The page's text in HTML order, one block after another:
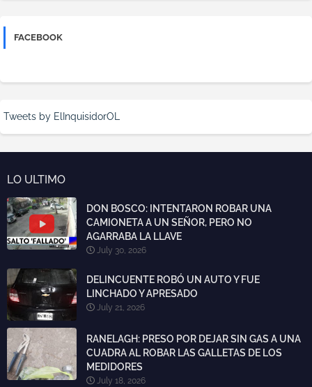
FACEBOOK
Tweets by ElInquisidorOL
LO ULTIMO
DON BOSCO: INTENTARON ROBAR UNA
CAMIONETA A UN SEÑOR, PERO NO
AGARRABA LA LLAVE
July 30, 2026
DELINCUENTE ROBÓ UN AUTO Y FUE
LINCHADO Y APRESADO
July 21, 2026
RANELAGH: PRESO POR DEJAR SIN GAS A UNA
CUADRA AL ROBAR LAS GALLETAS DE LOS
MEDIDORES
July 18, 2026